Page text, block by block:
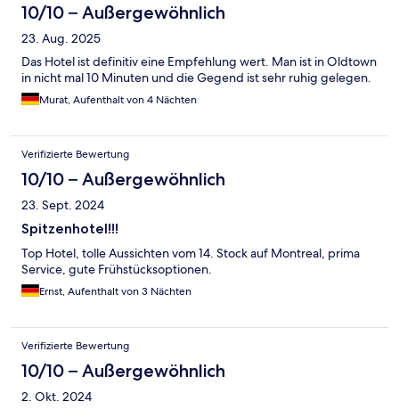
10/10 – Außergewöhnlich
23. Aug. 2025
Das Hotel ist definitiv eine Empfehlung wert. Man ist in Oldtown
in nicht mal 10 Minuten und die Gegend ist sehr ruhig gelegen.
Murat, Aufenthalt von 4 Nächten
Verifizierte Bewertung
10/10 – Außergewöhnlich
23. Sept. 2024
Spitzenhotel!!!
Top Hotel, tolle Aussichten vom 14. Stock auf Montreal, prima
Service, gute Frühstücksoptionen.
Ernst, Aufenthalt von 3 Nächten
Verifizierte Bewertung
10/10 – Außergewöhnlich
2. Okt. 2024